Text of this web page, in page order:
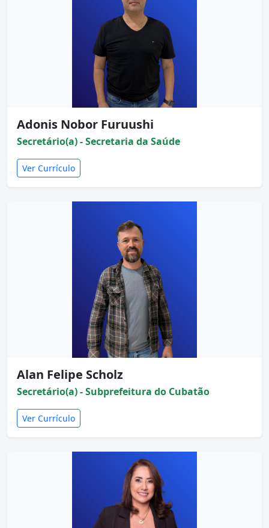
Adonis Nobor Furuushi
Secretário(a) - Secretaria da Saúde
Ver Currículo
Alan Felipe Scholz
Secretário(a) - Subprefeitura do Cubatão
Ver Currículo